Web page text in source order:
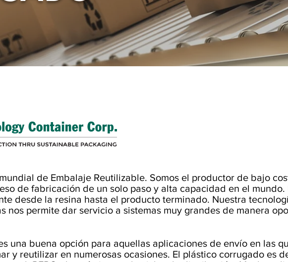
de Embalaje Reutilizable. Somos el productor de bajo
de fabricación de un solo paso y alta capacidad en el mundo.
desde la resina hasta el producto terminado. Nuestra
nos permite dar servicio a sistemas muy grandes de manera
una buena opción para aquellas aplicaciones de envío en las
y reutilizar en numerosas ocasiones. El plástico corrugado es